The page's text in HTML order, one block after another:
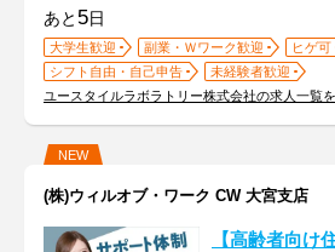
あと 5日
大学生歓迎 副業・Ｗワーク歓迎
ヒゲ可
シフト自由・自己申告
未経験者歓迎
ユースタイルラボラトリー株式会社の求人一覧
NEW
(株)ウィルオブ・ワーク CW 大宮支店
【高齢者向け